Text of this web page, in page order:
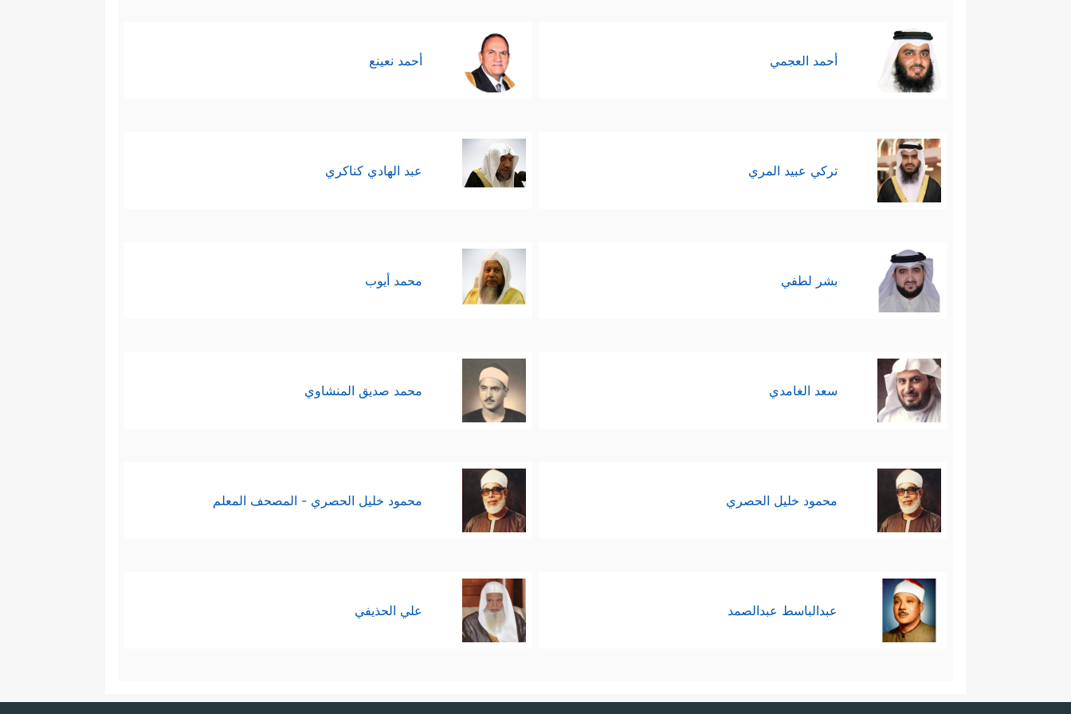
أحمد العجمي أحمد نعينع
تركي عبيد المري عبد الهادي كناكري
بشر لطفي محمد أيوب
سعد الغامدي محمد صديق المنشاوي
محمود خليل الحصري محمود خليل الحصري - المصحف المعلم
عبدالباسط عبدالصمد علي الحذيفي